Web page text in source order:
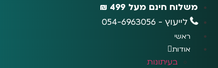
משלוח חינם מעל 499 ₪
לייעוץ - 054-6963056
ראשי
אודות
בעיתונות